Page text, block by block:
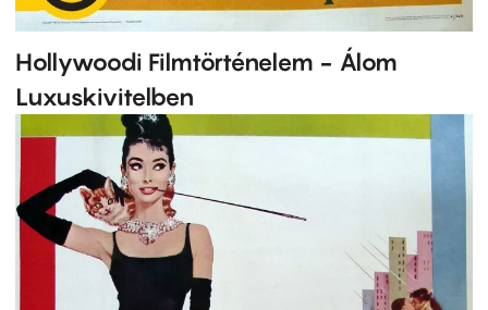
Hollywoodi Filmtörténelem - Álom
Luxuskivitelben